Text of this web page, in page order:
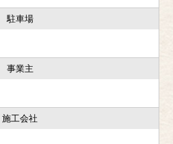
駐車場
事業主
施工会社